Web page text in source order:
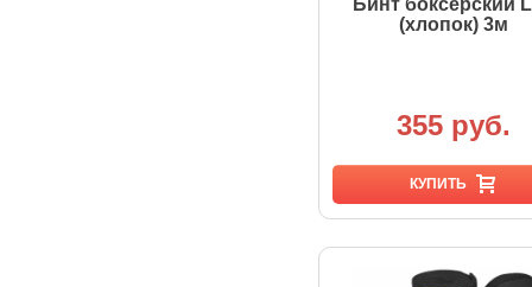
Бинт боксерский
(хлопок) 3м
355 руб.
КУПИТЬ